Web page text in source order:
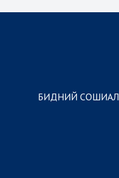
БИДНИЙ СОШИАЛ